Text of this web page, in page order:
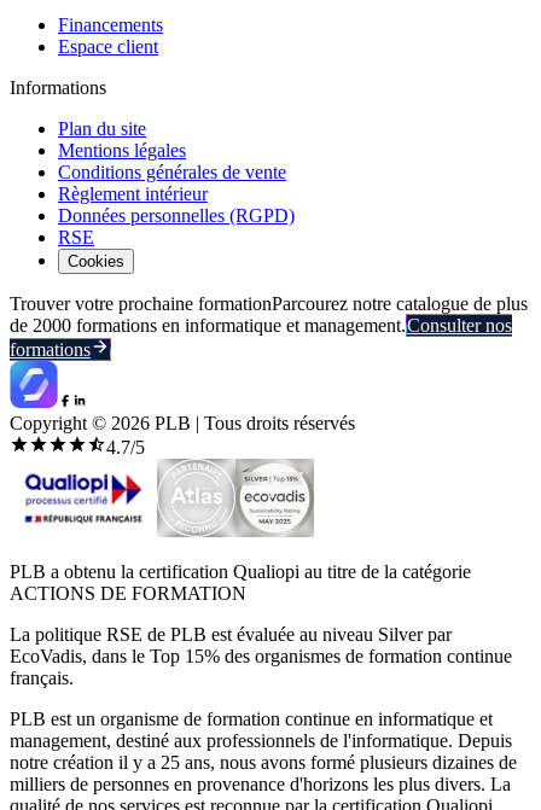
Financements
Espace client
Informations
Plan du site
Mentions légales
Conditions générales de vente
Règlement intérieur
Données personnelles (RGPD)
RSE
Cookies
Trouver votre prochaine formationParcourez notre catalogue de plus
de 2000 formations en informatique et management.Consulter nos
formations
Copyright © 2026 PLB | Tous droits réservés
4.7/5
PLB a obtenu la certification Qualiopi au titre de la catégorie
ACTIONS DE FORMATION
La politique RSE de PLB est évaluée au niveau Silver par
EcoVadis, dans le Top 15% des organismes de formation continue
français.
PLB est un organisme de formation continue en informatique et
management, destiné aux professionnels de l'informatique. Depuis
notre création il y a 25 ans, nous avons formé plusieurs dizaines de
milliers de personnes en provenance d'horizons les plus divers. La
qualité de nos services est reconnue par la certification Qualiopi.